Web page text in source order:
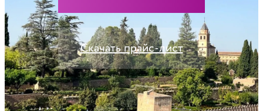
Скачать прайс-лист